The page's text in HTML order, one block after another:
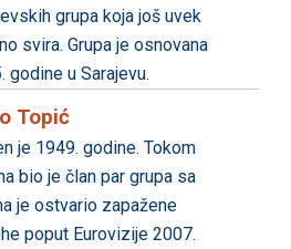
grupa koja još uvek
svira. Grupa je osnovana
godine u Sarajevu.
Topić
je 1949. godine. Tokom
bio je član par grupa sa
je ostvario zapažene
poput Eurovizije 2007.